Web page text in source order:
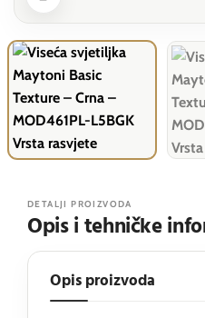
DETALJI PROIZVODA
Opis i tehničke
Opis proizvoda